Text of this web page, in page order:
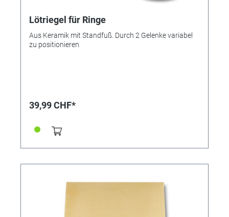
Lötriegel für Ringe
Aus Keramik mit Standfuß. Durch 2 Gelenke variabel
zu positionieren
39,99 CHF*